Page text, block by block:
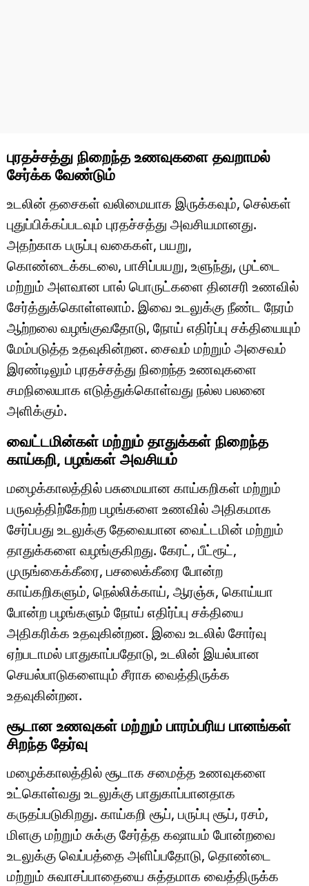
புரதச்சத்து நிறைந்த உணவுகளை தவறாமல்
சேர்க்க வேண்டும்
உடலின் தசைகள் வலிமையாக இருக்கவும், செல்கள்
புதுப்பிக்கப்படவும் புரதச்சத்து அவசியமானது.
அதற்காக பருப்பு வகைகள், பயறு,
கொண்டைக்கடலை, பாசிப்பயறு, உளுந்து, முட்டை
மற்றும் அளவான பால் பொருட்களை தினசரி உணவில்
சேர்த்துக்கொள்ளலாம். இவை உடலுக்கு நீண்ட நேரம்
ஆற்றலை வழங்குவதோடு, நோய் எதிர்ப்பு சக்தியையும்
மேம்படுத்த உதவுகின்றன. சைவம் மற்றும் அசைவம்
இரண்டிலும் புரதச்சத்து நிறைந்த உணவுகளை
சமநிலையாக எடுத்துக்கொள்வது நல்ல பலனை
அளிக்கும்.
வைட்டமின்கள் மற்றும் தாதுக்கள் நிறைந்த
காய்கறி, பழங்கள் அவசியம்
மழைக்காலத்தில் பசுமையான காய்கறிகள் மற்றும்
பருவத்திற்கேற்ற பழங்களை உணவில் அதிகமாக
சேர்ப்பது உடலுக்கு தேவையான வைட்டமின் மற்றும்
தாதுக்களை வழங்குகிறது. கேரட், பீட்ரூட்,
முருங்கைக்கீரை, பசலைக்கீரை போன்ற
காய்கறிகளும், நெல்லிக்காய், ஆரஞ்சு, கொய்யா
போன்ற பழங்களும் நோய் எதிர்ப்பு சக்தியை
அதிகரிக்க உதவுகின்றன. இவை உடலில் சோர்வு
ஏற்படாமல் பாதுகாப்பதோடு, உடலின் இயல்பான
செயல்பாடுகளையும் சீராக வைத்திருக்க
உதவுகின்றன.
சூடான உணவுகள் மற்றும் பாரம்பரிய பானங்கள்
சிறந்த தேர்வு
மழைக்காலத்தில் சூடாக சமைத்த உணவுகளை
உட்கொள்வது உடலுக்கு பாதுகாப்பானதாக
கருதப்படுகிறது. காய்கறி சூப், பருப்பு சூப், ரசம்,
மிளகு மற்றும் சுக்கு சேர்த்த கஷாயம் போன்றவை
உடலுக்கு வெப்பத்தை அளிப்பதோடு, தொண்டை
மற்றும் சுவாசப்பாதையை சுத்தமாக வைத்திருக்க